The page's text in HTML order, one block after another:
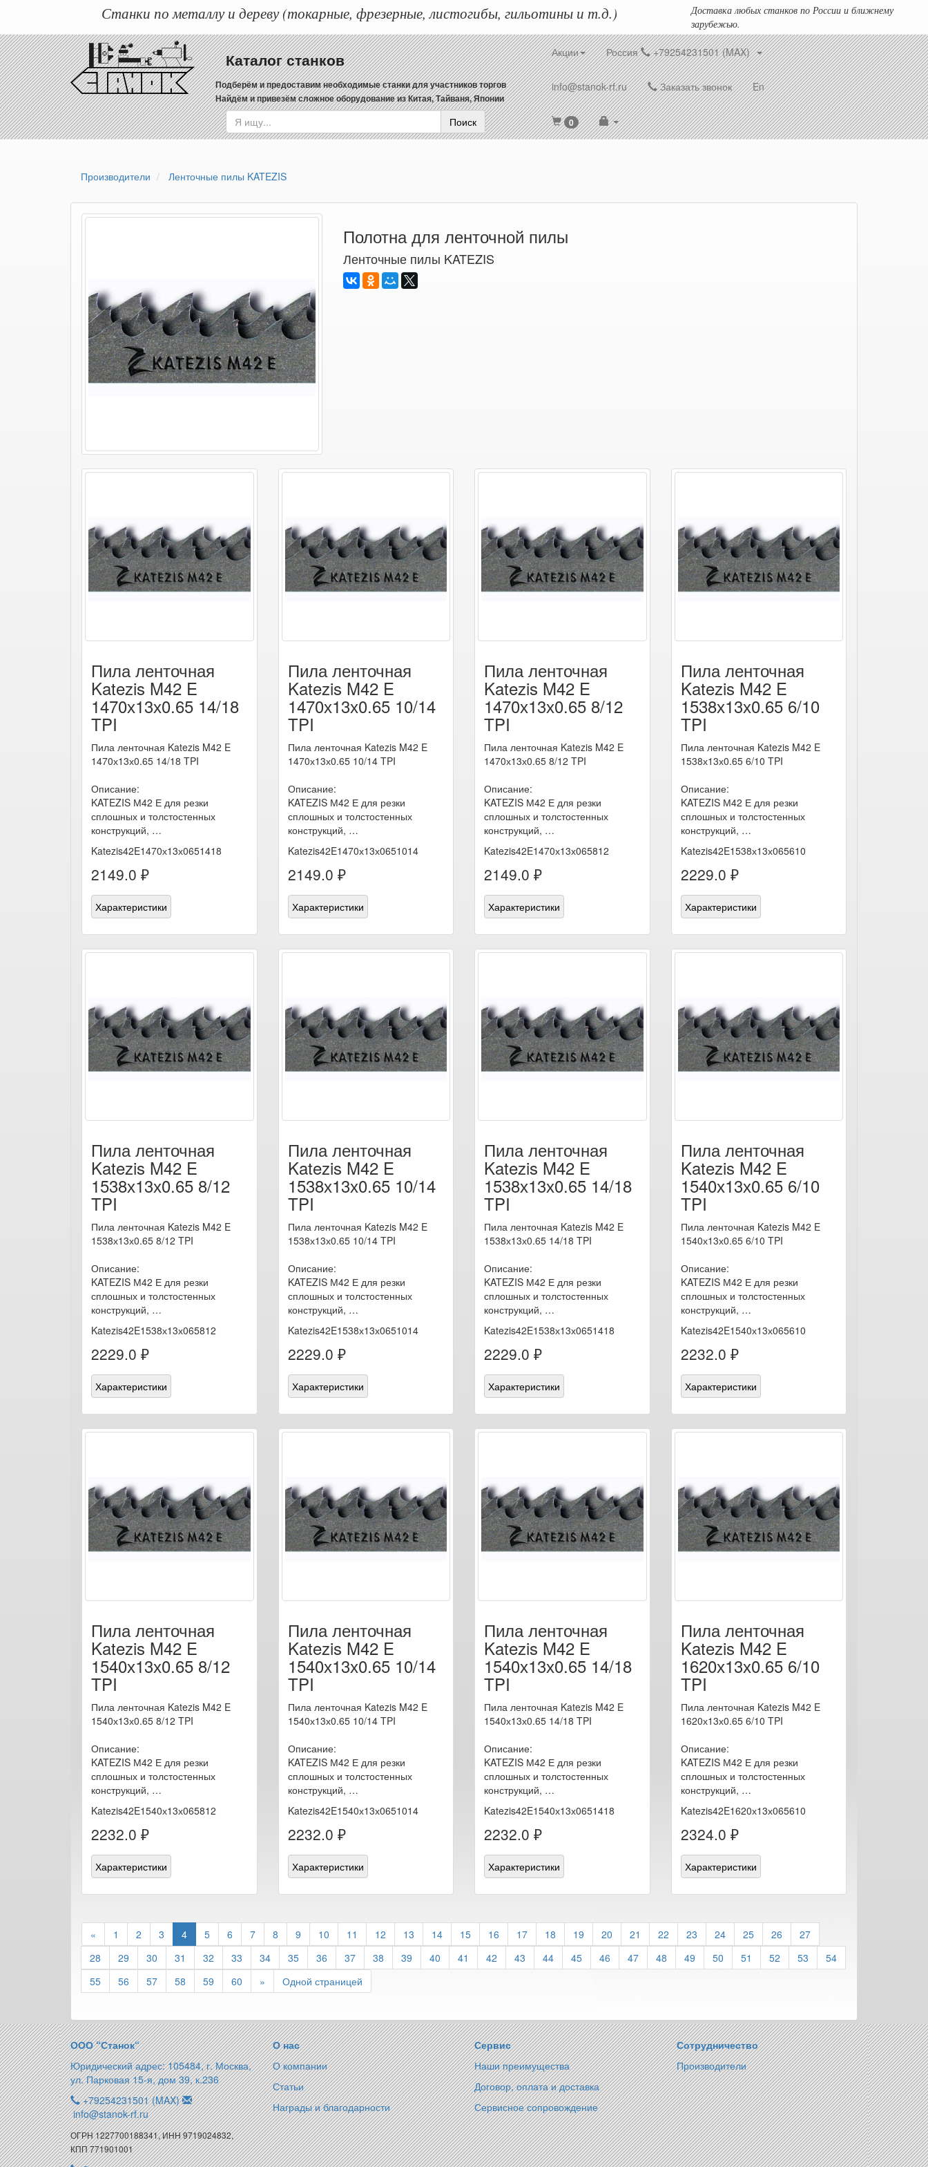
Станки по металлу и дереву (токарные, фрезерные, листогибы, гильотины и т.д.)
Доставка любых станков по России и ближнему
зарубежью.
Каталог станков
Подберём и предоставим необходимые станки для участников торгов
Найдём и привезём сложное оборудование из Китая, Тайваня, Японии
Поиск
Акции Россия +79254231501 (MAX)
info@stanok-rf.ru Заказать звонок En
0
Производители Ленточные пилы KATEZIS
Полотна для ленточной пилы
Ленточные пилы KATEZIS
Пила ленточная
Katezis M42 E
1470х13х0.65 14/18
TPI
Пила ленточная Katezis M42 E
1470х13х0.65 14/18 TPI
Описание:
KATEZIS М42 Е для резки
сплошных и толстостенных
конструкций, …
Katezis42E1470х13х0651418
2149.0 ₽
Характеристики
Пила ленточная
Katezis M42 E
1470х13х0.65 10/14
TPI
Пила ленточная Katezis M42 E
1470х13х0.65 10/14 TPI
Описание:
KATEZIS М42 Е для резки
сплошных и толстостенных
конструкций, …
Katezis42E1470х13х0651014
2149.0 ₽
Характеристики
Пила ленточная
Katezis M42 E
1470х13х0.65 8/12
TPI
Пила ленточная Katezis M42 E
1470х13х0.65 8/12 TPI
Описание:
KATEZIS М42 Е для резки
сплошных и толстостенных
конструкций, …
Katezis42E1470х13х065812
2149.0 ₽
Характеристики
Пила ленточная
Katezis M42 E
1538х13х0.65 6/10
TPI
Пила ленточная Katezis M42 E
1538х13х0.65 6/10 TPI
Описание:
KATEZIS М42 Е для резки
сплошных и толстостенных
конструкций, …
Katezis42E1538х13х065610
2229.0 ₽
Характеристики
Пила ленточная
Katezis M42 E
1538х13х0.65 8/12
TPI
Пила ленточная Katezis M42 E
1538х13х0.65 8/12 TPI
Описание:
KATEZIS М42 Е для резки
сплошных и толстостенных
конструкций, …
Katezis42E1538х13х065812
2229.0 ₽
Характеристики
Пила ленточная
Katezis M42 E
1538х13х0.65 10/14
TPI
Пила ленточная Katezis M42 E
1538х13х0.65 10/14 TPI
Описание:
KATEZIS М42 Е для резки
сплошных и толстостенных
конструкций, …
Katezis42E1538х13х0651014
2229.0 ₽
Характеристики
Пила ленточная
Katezis M42 E
1538х13х0.65 14/18
TPI
Пила ленточная Katezis M42 E
1538х13х0.65 14/18 TPI
Описание:
KATEZIS М42 Е для резки
сплошных и толстостенных
конструкций, …
Katezis42E1538х13х0651418
2229.0 ₽
Характеристики
Пила ленточная
Katezis M42 E
1540х13х0.65 6/10
TPI
Пила ленточная Katezis M42 E
1540х13х0.65 6/10 TPI
Описание:
KATEZIS М42 Е для резки
сплошных и толстостенных
конструкций, …
Katezis42E1540х13х065610
2232.0 ₽
Характеристики
Пила ленточная
Katezis M42 E
1540х13х0.65 8/12
TPI
Пила ленточная Katezis M42 E
1540х13х0.65 8/12 TPI
Описание:
KATEZIS М42 Е для резки
сплошных и толстостенных
конструкций, …
Katezis42E1540х13х065812
2232.0 ₽
Характеристики
Пила ленточная
Katezis M42 E
1540х13х0.65 10/14
TPI
Пила ленточная Katezis M42 E
1540х13х0.65 10/14 TPI
Описание:
KATEZIS М42 Е для резки
сплошных и толстостенных
конструкций, …
Katezis42E1540х13х0651014
2232.0 ₽
Характеристики
Пила ленточная
Katezis M42 E
1540х13х0.65 14/18
TPI
Пила ленточная Katezis M42 E
1540х13х0.65 14/18 TPI
Описание:
KATEZIS М42 Е для резки
сплошных и толстостенных
конструкций, …
Katezis42E1540х13х0651418
2232.0 ₽
Характеристики
Пила ленточная
Katezis M42 E
1620х13х0.65 6/10
TPI
Пила ленточная Katezis M42 E
1620х13х0.65 6/10 TPI
Описание:
KATEZIS М42 Е для резки
сплошных и толстостенных
конструкций, …
Katezis42E1620х13х065610
2324.0 ₽
Характеристики
« 1 2 3 4 5 6 7 8 9 10 11 12 13 14 15 16 17 18 19 20 21 22 23 24 25 26
27
28
29 30 31 32 33 34 35 36 37 38 39 40 41 42 43 44 45 46 47 48 49 50 51 52 53
54
55
56 57 58 59 60 » Одной страницей
ООО “Станок“
Юридический адрес: 105484, г. Москва,
ул. Парковая 15-я, дом 39, к.236
+79254231501 (MAX)
info@stanok-rf.ru
ОГРН 1227700188341, ИНН 9719024832,
КПП 771901001
О нас
О компании
Статьи
Награды и благодарности
Сервис
Наши преимущества
Договор, оплата и доставка
Сервисное сопровождение
Сотрудничество
Производители